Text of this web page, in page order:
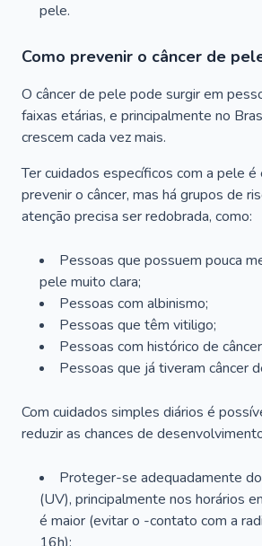
pele.
Como prevenir o câncer de
O câncer de pele pode surgir em
faixas etárias, e principalmente no
crescem cada vez mais.
Ter cuidados específicos com a pele é
prevenir o câncer, mas há grupos de
atenção precisa ser redobrada, como:
Pessoas que possuem pouca
pele muito clara;
Pessoas com albinismo;
Pessoas que têm vitiligo;
Pessoas com histórico de
Pessoas que já tiveram câncer
Com cuidados simples diários é
reduzir as chances de
Proteger-se adequadamente
(UV), principalmente nos horários
é maior (evitar o -contato com a